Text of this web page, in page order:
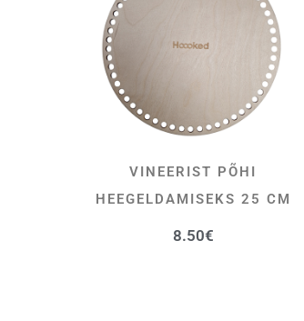
LISA KORVI
VINEERIST PÕHI
HEEGELDAMISEKS 25 CM
8.50€